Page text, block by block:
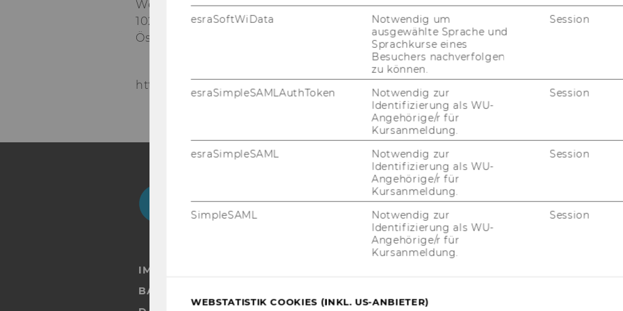
Welthandelsplatz 1
1020
Wien
Österreich
https://www.wu.ac.at/mm/
Welthandelsplatz 1
1020 Wien
Österreich
NewsletterBluesky
IMPRESSUM
BARRIEREFREIHEITSERKLÄRUNG WEBSEITE
EQUIS
esraSoftWiData
Notwendig um
ausgewählte Sprache und
Sprachkurse eines
Besuchers nachverfolgen
zu können.
Session
esraSimpleSAMLAuthToken
Notwendig zur
Identifizierung als WU-
Angehörige/r für
Kursanmeldung.
Session
esraSimpleSAML
Notwendig zur
Identifizierung als WU-
Angehörige/r für
Kursanmeldung.
Session
SimpleSAML
Notwendig zur
Identifizierung als WU-
Angehörige/r für
Kursanmeldung.
Session
WEBSTATISTIK COOKIES (INKL. US-ANBIETER)